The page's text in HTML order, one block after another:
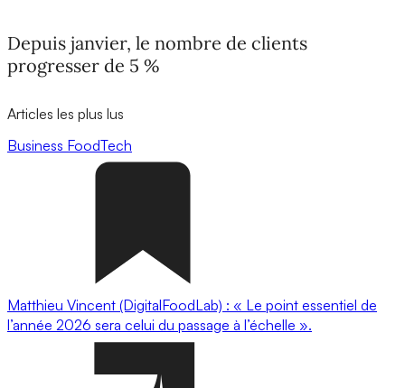
Depuis janvier, le nombre de clients
progresser de 5 %
Articles les plus lus
Business FoodTech
Matthieu Vincent (DigitalFoodLab) : « Le point essentiel de
l’année 2026 sera celui du passage à l’échelle ».